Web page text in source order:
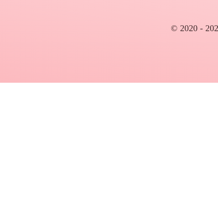
© 2020 -